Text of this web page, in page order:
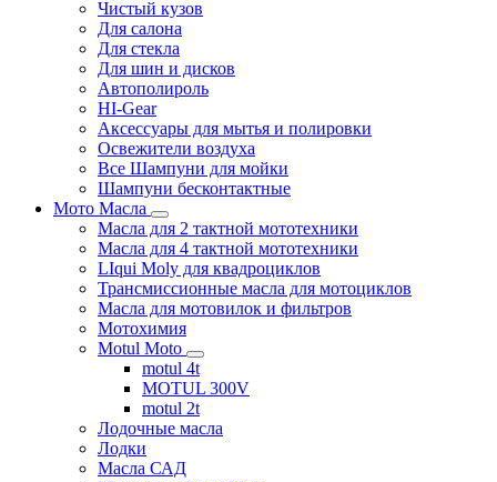
Чистый кузов
Для салона
Для стекла
Для шин и дисков
Автополироль
HI-Gear
Аксессуары для мытья и полировки
Освежители воздуха
Все Шампуни для мойки
Шампуни бесконтактные
Мото Масла
Масла для 2 тактной мототехники
Масла для 4 тактной мототехники
LIqui Moly для квадроциклов
Трансмиссионные масла для мотоциклов
Масла для мотовилок и фильтров
Мотохимия
Motul Moto
motul 4t
MOTUL 300V
motul 2t
Лодочные масла
Лодки
Масла САД